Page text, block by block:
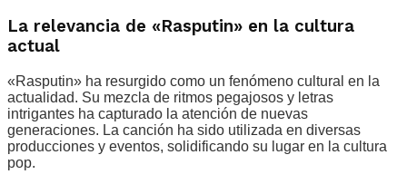
La relevancia de «Rasputin» en la cultura
actual
«Rasputin» ha resurgido como un fenómeno cultural en la
actualidad. Su mezcla de ritmos pegajosos y letras
intrigantes ha capturado la atención de nuevas
generaciones. La canción ha sido utilizada en diversas
producciones y eventos, solidificando su lugar en la cultura
pop.